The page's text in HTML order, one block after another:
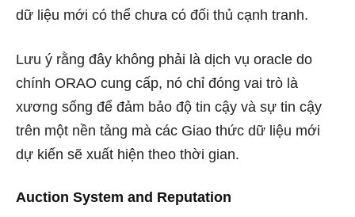
dữ liệu mới có thể chưa có đối thủ cạnh tranh.
Lưu ý rằng đây không phải là dịch vụ oracle do
chính ORAO cung cấp, nó chỉ đóng vai trò là
xương sống để đảm bảo độ tin cậy và sự tin cậy
trên một nền tảng mà các Giao thức dữ liệu mới
dự kiến sẽ xuất hiện theo thời gian.
Auction System and Reputation